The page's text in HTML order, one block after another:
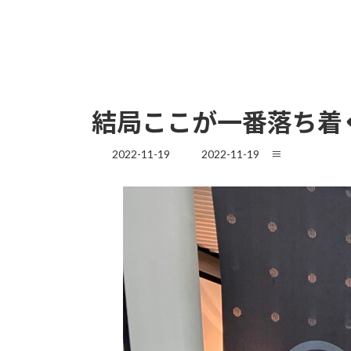
結局ここが一番落ち着
2022-11-19
最
更
新
日
時
:
2022-11-19 ≡